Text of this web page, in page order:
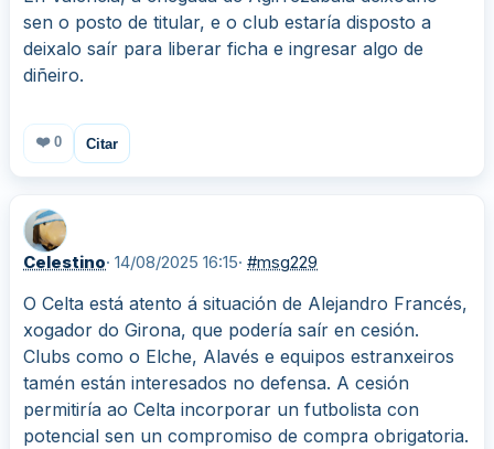
sen o posto de titular, e o club estaría disposto a
deixalo saír para liberar ficha e ingresar algo de
diñeiro.
❤️ 0 Citar
Celestino· 14/08/2025 16:15· #msg229
O Celta está atento á situación de Alejandro Francés,
xogador do Girona, que podería saír en cesión.
Clubs como o Elche, Alavés e equipos estranxeiros
tamén están interesados no defensa. A cesión
permitiría ao Celta incorporar un futbolista con
potencial sen un compromiso de compra obrigatoria.